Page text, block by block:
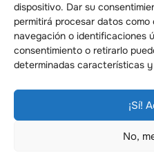
dispositivo. Dar su
permitirá procesar datos
navegación o identificaciones
consentimiento o retirarlo
determinadas características
¡Sí!
No,